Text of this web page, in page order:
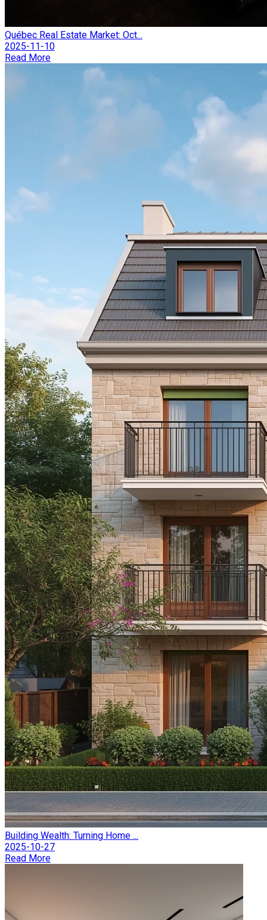
Québec Real Estate Market: Oct...
2025-11-10
Read More
Building Wealth: Turning Home ...
2025-10-27
Read More